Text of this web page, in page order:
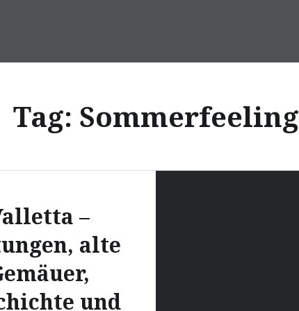
Tag: Sommerfeeling
–
alte
und